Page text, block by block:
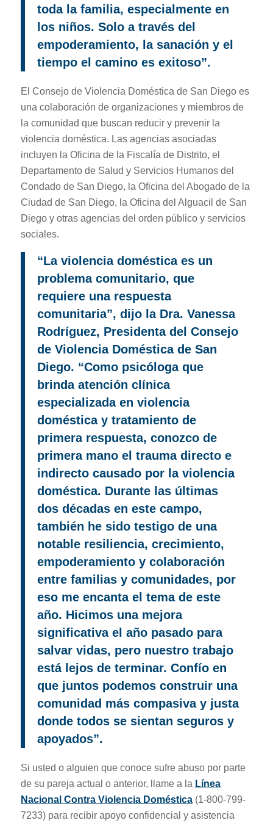
toda la familia, especialmente en
los niños. Solo a través del
empoderamiento, la sanación y el
tiempo el camino es exitoso”.
El Consejo de Violencia Doméstica de San Diego es
una colaboración de organizaciones y miembros de
la comunidad que buscan reducir y prevenir la
violencia doméstica. Las agencias asociadas
incluyen la Oficina de la Fiscalía de Distrito, el
Departamento de Salud y Servicios Humanos del
Condado de San Diego, la Oficina del Abogado de la
Ciudad de San Diego, la Oficina del Alguacil de San
Diego y otras agencias del orden público y servicios
sociales.
“La violencia doméstica es un
problema comunitario, que
requiere una respuesta
comunitaria”, dijo la Dra. Vanessa
Rodríguez, Presidenta del Consejo
de Violencia Doméstica de San
Diego. “Como psicóloga que
brinda atención clínica
especializada en violencia
doméstica y tratamiento de
primera respuesta, conozco de
primera mano el trauma directo e
indirecto causado por la violencia
doméstica. Durante las últimas
dos décadas en este campo,
también he sido testigo de una
notable resiliencia, crecimiento,
empoderamiento y colaboración
entre familias y comunidades, por
eso me encanta el tema de este
año. Hicimos una mejora
significativa el año pasado para
salvar vidas, pero nuestro trabajo
está lejos de terminar. Confío en
que juntos podemos construir una
comunidad más compasiva y justa
donde todos se sientan seguros y
apoyados”.
Si usted o alguien que conoce sufre abuso por parte
de su pareja actual o anterior, llame a la Línea
Nacional Contra Violencia Doméstica(1-800-799-
7233) para recibir apoyo confidencial y asistencia